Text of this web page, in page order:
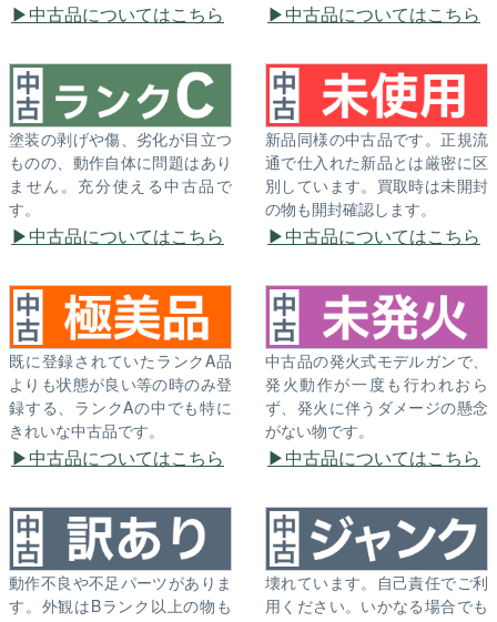
中古品についてはこちら 中古品についてはこちら
塗装の剥げや傷、劣化が目立つ
ものの、動作自体に問題はあり
ません。充分使える中古品で
す。
中古品についてはこちら
新品同様の中古品です。正規流
通で仕入れた新品とは厳密に区
別しています。買取時は未開封
の物も開封確認します。
中古品についてはこちら
既に登録されていたランクA品
よりも状態が良い等の時のみ登
録する、ランクAの中でも特に
きれいな中古品です。
中古品についてはこちら
中古品の発火式モデルガンで、
発火動作が一度も行われおら
ず、発火に伴うダメージの懸念
がない物です。
中古品についてはこちら
動作不良や不足パーツがありま
す。外観はBランク以上の物も
壊れています。自己責任でご利
用ください。いかなる場合でも